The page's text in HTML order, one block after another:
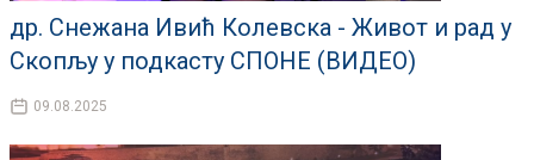
др. Снежана Ивић Колевска - Живот и рад у
Скопљу у подкасту СПОНЕ (ВИДЕО)
09.08.2025